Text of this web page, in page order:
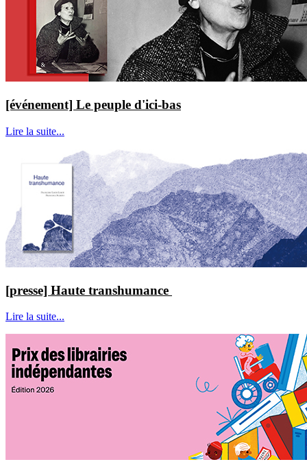
[événement] Le peuple d'ici-bas
Lire la suite...
[presse] Haute transhumance
Lire la suite...